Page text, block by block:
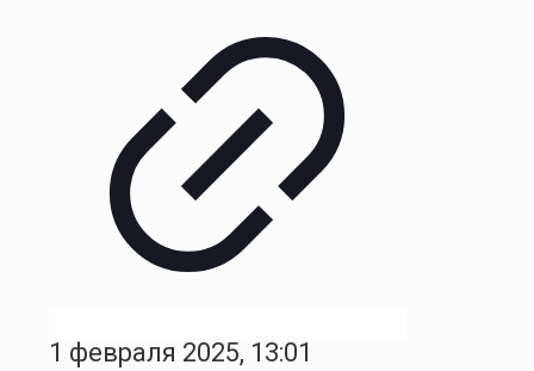
1 февраля 2025, 13:01